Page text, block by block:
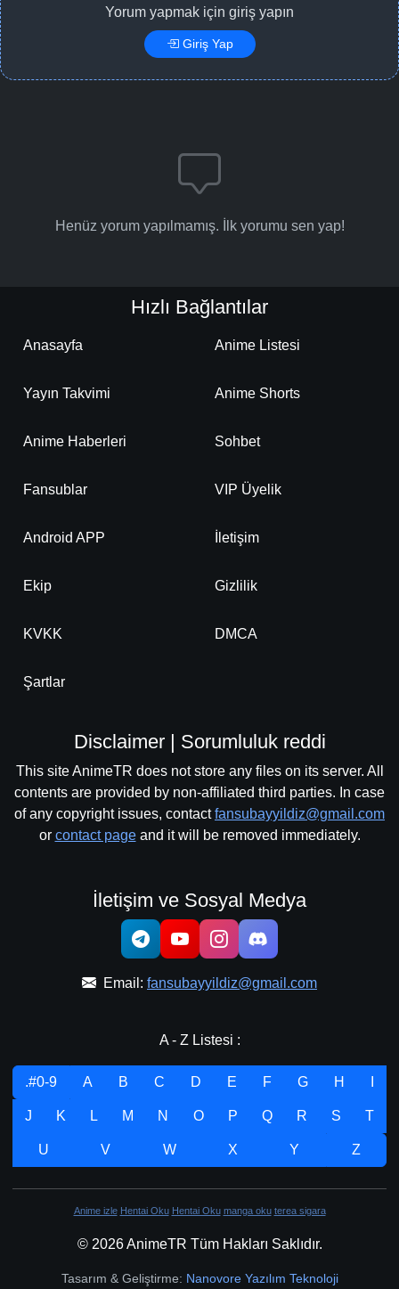
Yorum yapmak için giriş yapın
Giriş Yap
Henüz yorum yapılmamış. İlk yorumu sen yap!
Hızlı Bağlantılar
Anasayfa Anime Listesi
Yayın Takvimi Anime Shorts
Anime Haberleri Sohbet
Fansublar VIP Üyelik
Android APP İletişim
Ekip Gizlilik
KVKK DMCA
Şartlar
Disclaimer | Sorumluluk reddi
This site AnimeTR does not store any files on its server. All
contents are provided by non-affiliated third parties. In case
of any copyright issues, contactfansubayyildiz@gmail.com
or contact pageand it will be removed immediately.
İletişim ve Sosyal Medya
Email: fansubayyildiz@gmail.com
A - Z Listesi :
.#0-9 A B C D E F G H
J K L M N O P Q R S T
U V W X Y Z
Anime izle Hentai Oku Hentai Oku manga oku terea sigara
© 2026 AnimeTR Tüm Hakları Saklıdır.
Tasarım & Geliştirme: Nanovore Yazılım Teknoloji